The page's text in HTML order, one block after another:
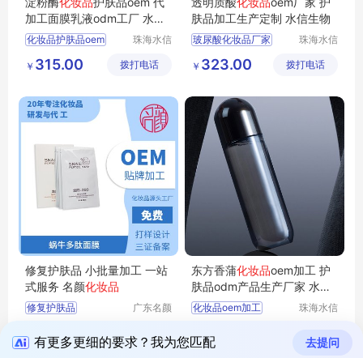
加工面膜乳液odm工厂 水信
生物
化妆品护肤品oem
化妆品代生产
水信生物
珠海水信
有限公司
￥ 315.00 拨打电话
肤品加工生产定制 水信生物
玻尿酸化妆品厂家
odm化妆品加工厂家
水信生物
珠海水信
有限公司
￥ 323.00 拨打电话
修复护肤品 小批量加工 一站
式服务 名颜化妆品
修复护肤品
护肤品OEM贴牌
化妆品OEM贴牌
广东名颜
限公司
￥ 0.56 拨打电话
东方香蒲化妆品oem加工 护
肤品odm产品生产厂家 水信
生物
化妆品oem加工
化妆品贴牌生产企业
化妆品加工生产厂
珠海水信
有限公司
￥316.00
有更多更细的要求？我为您匹配 去提问